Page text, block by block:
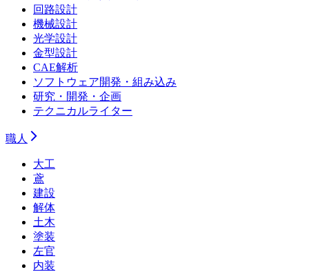
回路設計
機械設計
光学設計
金型設計
CAE解析
ソフトウェア開発・組み込み
研究・開発・企画
テクニカルライター
職人
大工
鳶
建設
解体
土木
塗装
左官
内装